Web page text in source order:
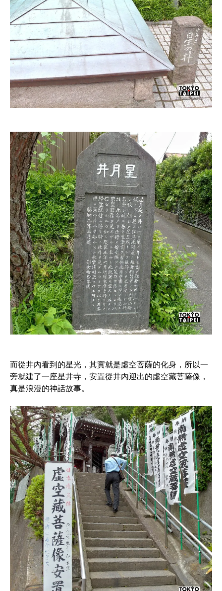
而從井內看到的星光，其實就是虛空菩薩的化身，所以一
旁就建了一座星井寺，安置從井內迎出的虛空藏菩薩像，
真是浪漫的神話故事。